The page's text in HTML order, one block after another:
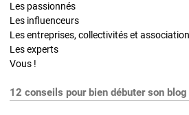
Les passionnés
Les influenceurs
Les entreprises, collectivités et
Les experts
Vous !
12 conseils pour bien débuter son